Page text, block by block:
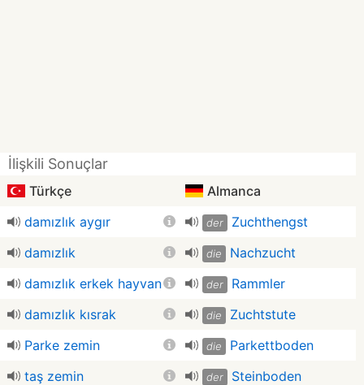
İlişkili Sonuçlar
Türkçe
Almanca
damızlık aygır
der
Zuchthengst
damızlık
die
Nachzucht
damızlık erkek hayvan
der
Rammler
damızlık kısrak
die
Zuchtstute
Parke zemin
die
Parkettboden
taş zemin
der
Steinboden